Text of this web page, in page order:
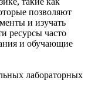
позволяют
и изучать
ресурсы часто
и обучающие
лабораторных